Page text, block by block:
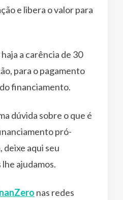
e libera o valor para
a carência de 30
para o pagamento
financiamento.
dúvida sobre o que é
pró-
deixe aqui seu
ajudamos.
nas redes